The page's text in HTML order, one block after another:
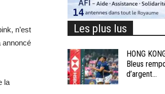
n’est
annoncé
la
Les plus lus
HONG
Bleus
d’argent...